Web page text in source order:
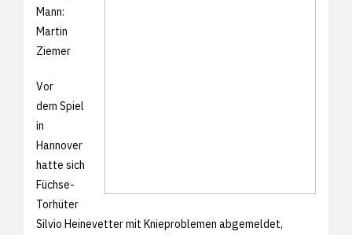
Mann:
Martin
Ziemer
Vor
dem Spiel
in
Hannover
hatte sich
Füchse-
Torhüter
Silvio Heinevetter mit Knieproblemen abgemeldet,